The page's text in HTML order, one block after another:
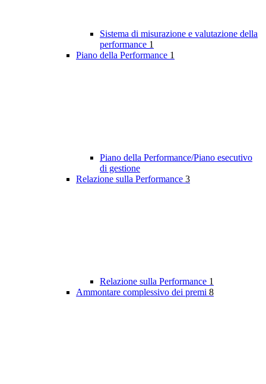
Sistema di misurazione e valutazione della
performance 1
Piano della Performance 1
Piano della Performance/Piano esecutivo
di gestione
Relazione sulla Performance 3
Relazione sulla Performance 1
Ammontare complessivo dei premi 8